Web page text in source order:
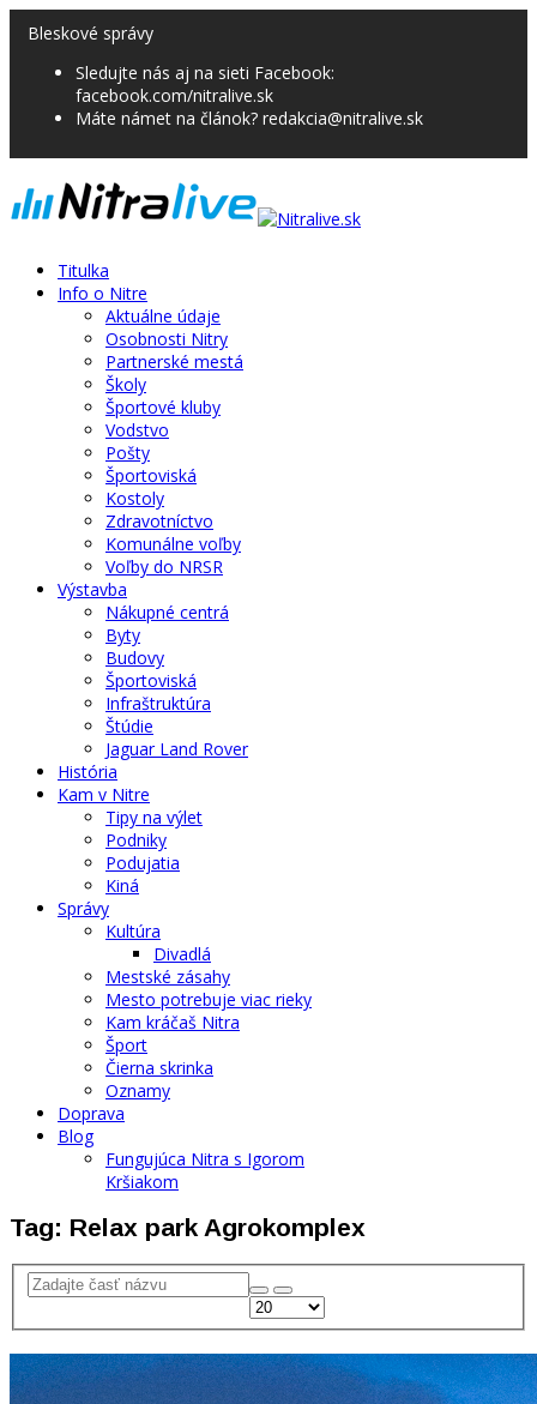
Bleskové správy
Sledujte nás aj na sieti Facebook:
facebook.com/nitralive.sk
Máte námet na článok? redakcia@nitralive.sk
Titulka
Info o Nitre
Aktuálne údaje
Osobnosti Nitry
Partnerské mestá
Školy
Športové kluby
Vodstvo
Pošty
Športoviská
Kostoly
Zdravotníctvo
Komunálne voľby
Voľby do NRSR
Výstavba
Nákupné centrá
Byty
Budovy
Športoviská
Infraštruktúra
Štúdie
Jaguar Land Rover
História
Kam v Nitre
Tipy na výlet
Podniky
Podujatia
Kiná
Správy
Kultúra
Divadlá
Mestské zásahy
Mesto potrebuje viac rieky
Kam kráčaš Nitra
Šport
Čierna skrinka
Oznamy
Doprava
Blog
Fungujúca Nitra s Igorom
Kršiakom
Tag: Relax park Agrokomplex